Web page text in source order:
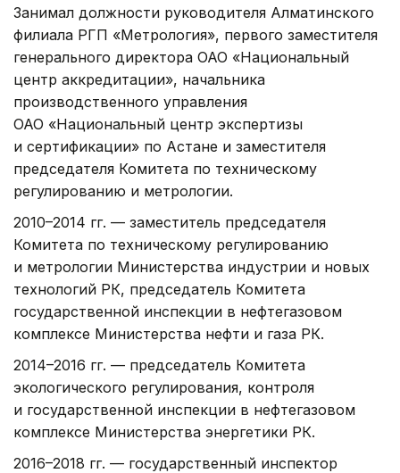
Занимал должности руководителя Алматинского
филиала РГП «Метрология», первого заместителя
генерального директора ОАО «Национальный
центр аккредитации», начальника
производственного управления
ОАО «Национальный центр экспертизы
и сертификации» по Астане и заместителя
председателя Комитета по техническому
регулированию и метрологии.
2010–2014 гг. — заместитель председателя
Комитета по техническому регулированию
и метрологии Министерства индустрии и новых
технологий РК, председатель Комитета
государственной инспекции в нефтегазовом
комплексе Министерства нефти и газа РК.
2014–2016 гг. — председатель Комитета
экологического регулирования, контроля
и государственной инспекции в нефтегазовом
комплексе Министерства энергетики РК.
2016–2018 гг. — государственный инспектор